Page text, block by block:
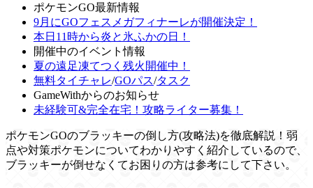
ポケモンGO最新情報
9月にGOフェスメガフィナーレが開催決定！
本日11時から炎と氷ふかの日！
開催中のイベント情報
夏の遠足凍てつく残火開催中！
無料タイチャレ/GOパス/タスク
GameWithからのお知らせ
未経験可&完全在宅！攻略ライター募集！
ポケモンGOのブラッキーの倒し方(攻略法)を徹底解説！弱
点や対策ポケモンについてわかりやすく紹介しているので、
ブラッキーが倒せなくてお困りの方は参考にして下さい。